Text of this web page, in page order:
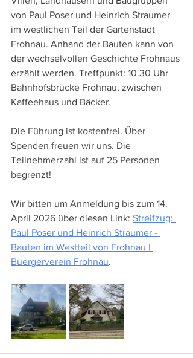
von Paul Poser und Heinrich Straumer
im westlichen Teil der Gartenstadt
Frohnau. Anhand der Bauten kann von
der wechselvollen Geschichte Frohnaus
erzählt werden. Treffpunkt: 10.30 Uhr
Bahnhofsbrücke Frohnau, zwischen
Kaffeehaus und Bäcker.
Die Führung ist kostenfrei. Über
Spenden freuen wir uns. Die
Teilnehmerzahl ist auf 25 Personen
begrenzt!
Wir bitten um Anmeldung bis zum 14.
April 2026 über diesen Link: Streifzug:
Paul Poser und Heinrich Straumer -
Bauten im Westteil von Frohnau |
Buergerverein Frohnau.